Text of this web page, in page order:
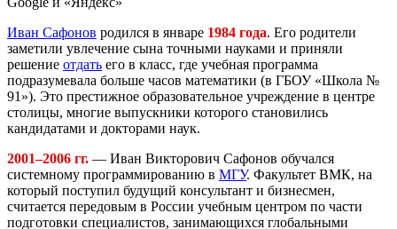
Иван Сафонов родился в январе 1984 года. Его родители
заметили увлечение сына точными науками и приняли
решение отдать его в класс, где учебная программа
подразумевала больше часов математики (в ГБОУ «Школа №
91»). Это престижное образовательное учреждение в центре
столицы, многие выпускники которого становились
кандидатами и докторами наук.
2001–2006 гг. — Иван Викторович Сафонов обучался
системному программированию в МГУ. Факультет ВМК, на
который поступил будущий консультант и бизнесмен,
считается передовым в России учебным центром по части
подготовки специалистов, занимающихся глобальными